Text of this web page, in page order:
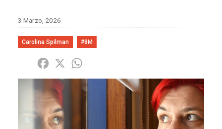
3 Marzo, 2026
Carolina Spilman #8M
Share Facebook
X